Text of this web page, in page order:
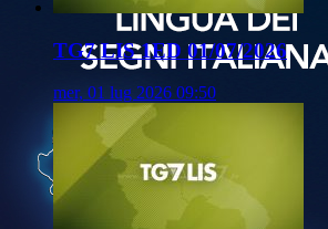
TG7 LIS 1ED 01/07/2026
mer, 01 lug 2026 09:50